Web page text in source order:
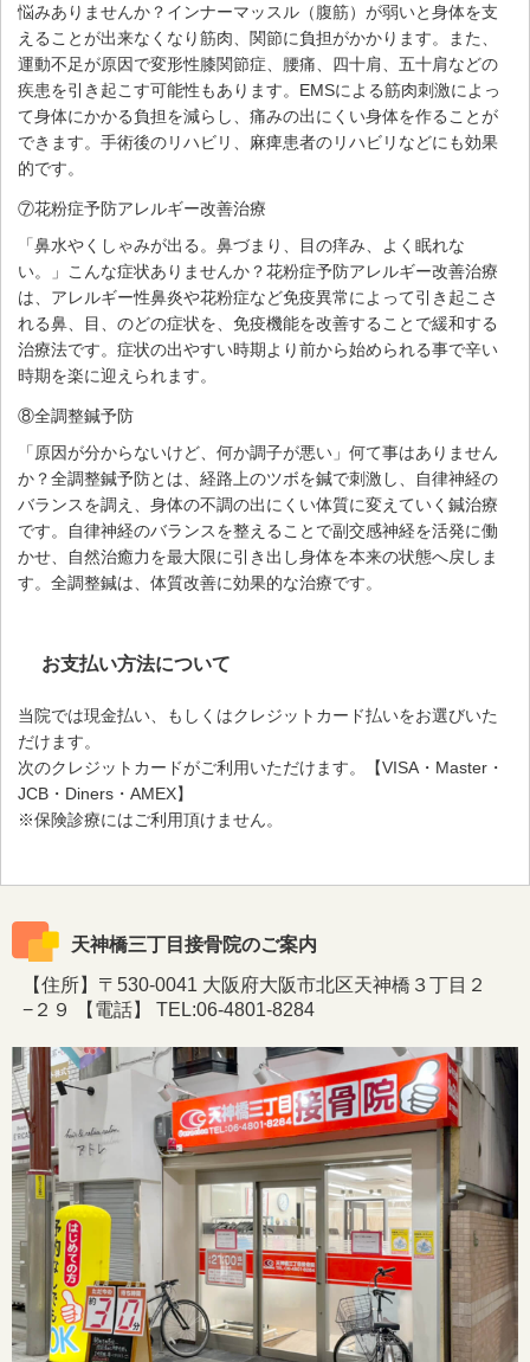
悩みありませんか？インナーマッスル（腹筋）が弱いと身体を支
えることが出来なくなり筋肉、関節に負担がかかります。また、
運動不足が原因で変形性膝関節症、腰痛、四十肩、五十肩などの
疾患を引き起こす可能性もあります。EMSによる筋肉刺激によっ
て身体にかかる負担を減らし、痛みの出にくい身体を作ることが
できます。手術後のリハビリ、麻痺患者のリハビリなどにも効果
的です。
⑦花粉症予防アレルギー改善治療
「鼻水やくしゃみが出る。鼻づまり、目の痒み、よく眠れな
い。」こんな症状ありませんか？花粉症予防アレルギー改善治療
は、アレルギー性鼻炎や花粉症など免疫異常によって引き起こさ
れる鼻、目、のどの症状を、免疫機能を改善することで緩和する
治療法です。症状の出やすい時期より前から始められる事で辛い
時期を楽に迎えられます。
⑧全調整鍼予防
「原因が分からないけど、何か調子が悪い」何て事はありません
か？全調整鍼予防とは、経路上のツボを鍼で刺激し、自律神経の
バランスを調え、身体の不調の出にくい体質に変えていく鍼治療
です。自律神経のバランスを整えることで副交感神経を活発に働
かせ、自然治癒力を最大限に引き出し身体を本来の状態へ戻しま
す。全調整鍼は、体質改善に効果的な治療です。
お支払い方法について
当院では現金払い、もしくはクレジットカード払いをお選びいた
だけます。
次のクレジットカードがご利用いただけます。【VISA・Master・
JCB・Diners・AMEX】
※保険診療にはご利用頂けません。
天神橋三丁目接骨院のご案内
【住所】〒530-0041 大阪府大阪市北区天神橋３丁目２
−２９ 【電話】 TEL:06-4801-8284